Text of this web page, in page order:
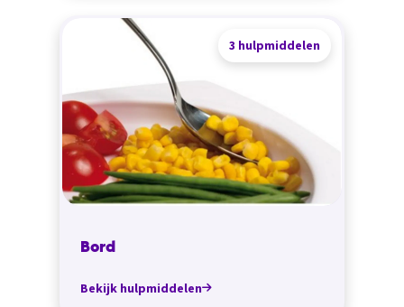
3 hulpmiddelen
Bord
Bekijk hulpmiddelen